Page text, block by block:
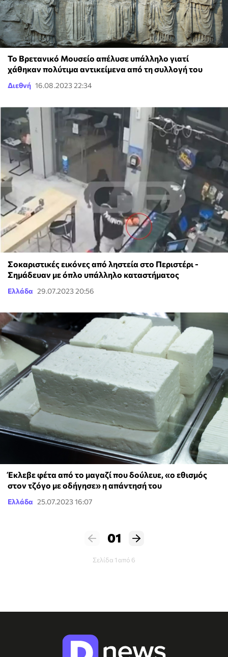
Το Βρετανικό Μουσείο απέλυσε υπάλληλο γιατί
χάθηκαν πολύτιμα αντικείμενα από τη συλλογή του
Διεθνή 16.08.2023 22:34
Σοκαριστικές εικόνες από ληστεία στο Περιστέρι -
Σημάδευαν με όπλο υπάλληλο καταστήματος
Ελλάδα 29.07.2023 20:56
Έκλεβε φέτα από το μαγαζί που δούλευε, «ο εθισμός
στον τζόγο με οδήγησε» η απάντησή του
Ελλάδα 25.07.2023 16:07
01
Σελίδα 1 από 6